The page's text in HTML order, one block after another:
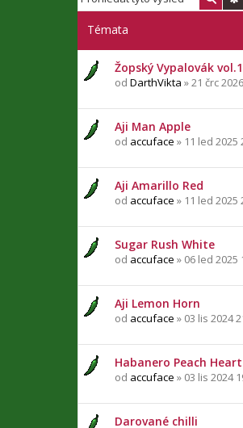
Témata
Žopský Vypalovák
od DarthVikta » 21 črc
Aji Man Apple
od accuface » 11 led 2025
Aji Amarillo Red
od accuface » 11 led 2025
Sugar Rush White
od accuface » 06 led 2025
Aji Lemon Horn
od accuface » 03 lis 2024
Habanero Peach Heart
od accuface » 03 lis 2024
Darované chilli